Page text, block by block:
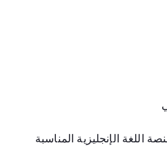
اللغة الإنجليزية المناسبة